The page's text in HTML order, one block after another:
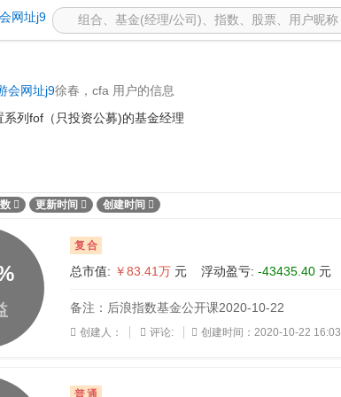
会电竞
网址j9
会网址j9徐春，cfa 用户的信息
列fof（只投资公募)的基金经理
更新时间 创建时间
复合
总市值: ￥83.41万 元 浮动盈亏: -43435.40 元
备注：后浪指数基金公开课2020-10-22
创建人： 评论: 创建时间：2020-10-22 16:03